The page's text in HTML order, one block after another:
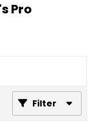
Pro
Filter